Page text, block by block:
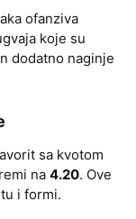
ofanziva
koje su
dodatno naginje
sa kvotom
na 4.20. Ove
i formi.